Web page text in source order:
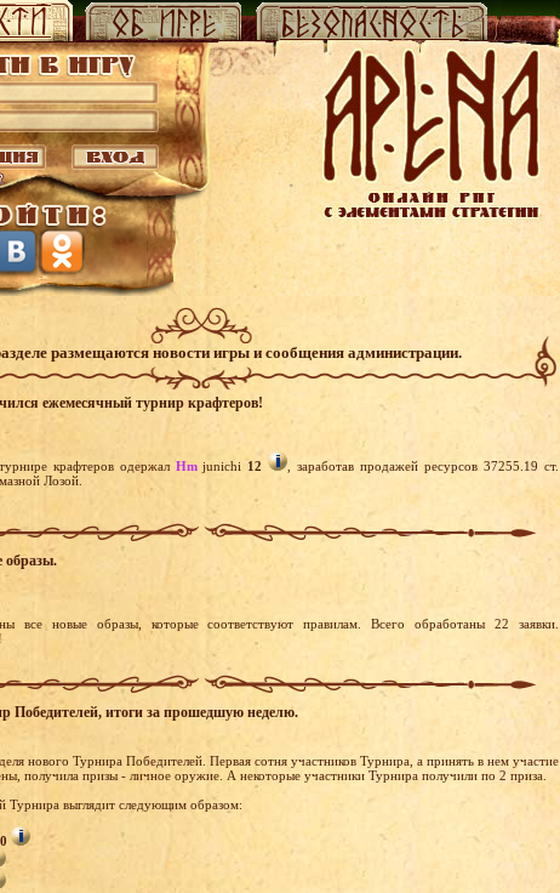
размещаются новости игры и сообщения администрации.
ежемесячный турнир крафтеров!
крафтеров одержал Hmjunichi 12
, заработав продажей ресурсов 37255.19 ст.
Лозой.
образы.
все новые образы, которые соответствуют правилам. Всего обработаны 22 заявки.
Победителей, итоги за прошедшую неделю.
нового Турнира Победителей. Первая сотня участников Турнира, а принять в нем участие
получила призы - личное оружие. А некоторые участники Турнира получили по 2 приза.
Турнира выглядит следующим образом: